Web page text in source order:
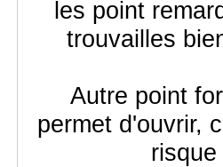
les point
trouvailles
Autre point
permet d'ouvrir,